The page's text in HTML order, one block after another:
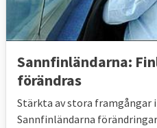
Sannfinländarna:
förändras
Stärkta av stora framgångar
Sannfinländarna